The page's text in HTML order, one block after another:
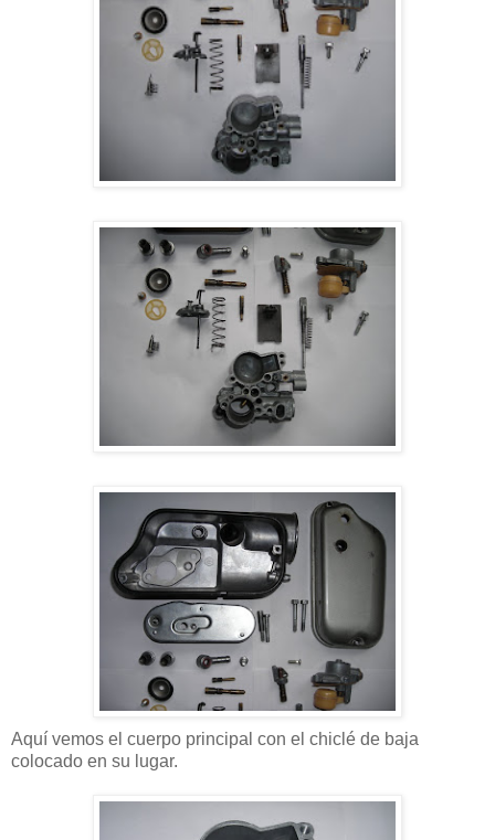
Aquí vemos el cuerpo principal con el chiclé de baja
colocado en su lugar.